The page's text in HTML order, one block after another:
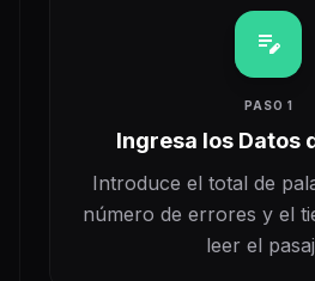
edit_note
PASO 1
Ingresa los Datos
Introduce el total de
número de errores y el
leer el